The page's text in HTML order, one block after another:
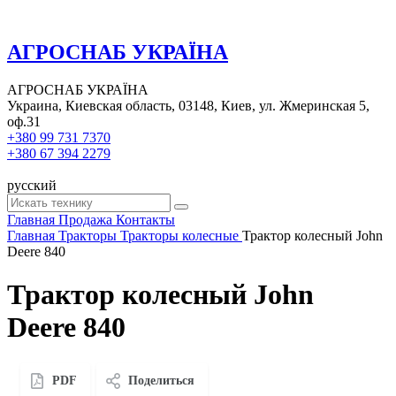
АГРОСНАБ УКРАЇНА
АГРОСНАБ УКРАЇНА
Украина, Киевская область, 03148, Киев, ул. Жмеринская 5,
оф.31
+380 99 731 7370
+380 67 394 2279
русский
Главная Продажа Контакты
Главная Тракторы Тракторы колесные Трактор колесный John
Deere 840
Трактор колесный John
Deere 840
PDF Поделиться